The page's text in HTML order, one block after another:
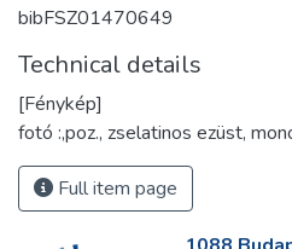
bibFSZ01470649
Technical details
[Fénykép]
fotó :,poz., zselatinos ezüst,
Full item page